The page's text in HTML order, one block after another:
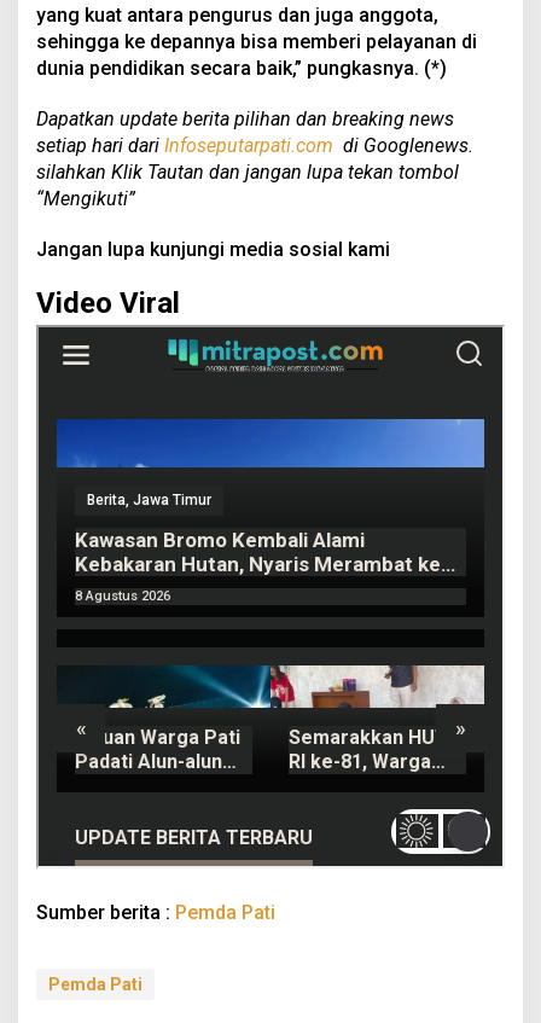
yang kuat antara pengurus dan juga anggota,
sehingga ke depannya bisa memberi pelayanan di
dunia pendidikan secara baik,” pungkasnya. (*)
Dapatkan update berita pilihan dan breaking news
setiap hari dari Infoseputarpati.com di Googlenews.
silahkan Klik Tautan dan jangan lupa tekan tombol
“Mengikuti”
Jangan lupa kunjungi media sosial kami
Video Viral
Sumber berita : Pemda Pati
Pemda Pati